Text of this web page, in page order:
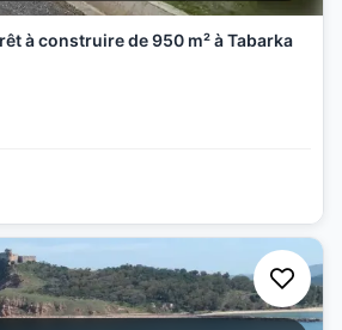
à construire de 950 m² à Tabarka